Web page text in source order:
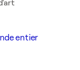
entier